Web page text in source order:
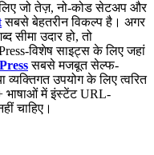
जो तेज़, नो-कोड सेटअप और
सबसे बेहतरीन विकल्प है। अगर
सीमा उदार हो, तो
विशेष साइट्स के लिए जहां
सबसे मजबूत सेल्फ-
उपयोग के लिए त्वरित
भाषाओं में इंस्टेंट URL-
चाहिए।